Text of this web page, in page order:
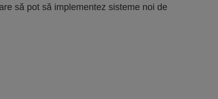
să pot să implementez sisteme noi de